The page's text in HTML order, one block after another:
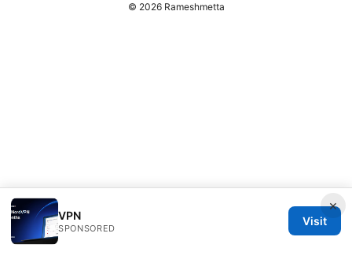
×
VPN
SPONSORED
Visit
© 2026 Rameshmetta